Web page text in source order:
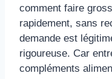
comment faire
rapidement, sans
demande est
rigoureuse. Car
compléments